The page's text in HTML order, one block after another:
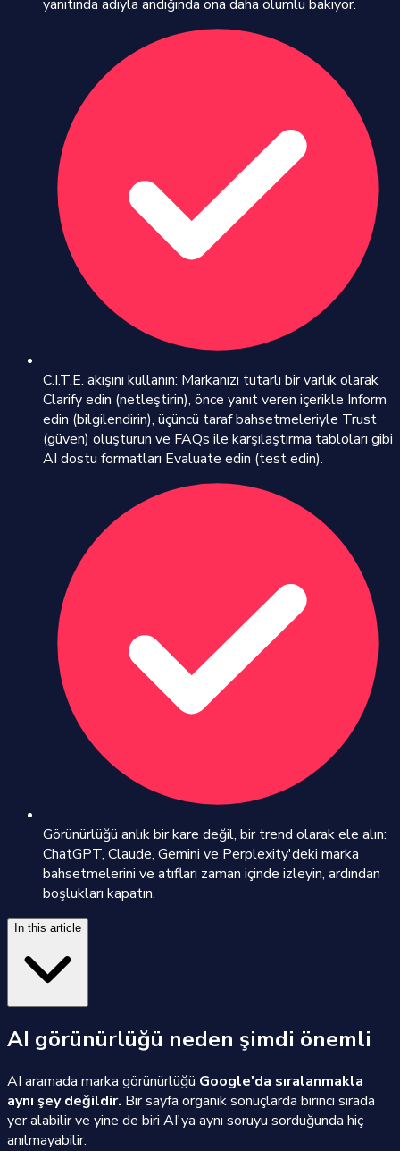
yanıtında adıyla andığında ona daha olumlu bakıyor.
C.I.T.E. akışını kullanın: Markanızı tutarlı bir varlık olarak
Clarify edin (netleştirin), önce yanıt veren içerikle Inform
edin (bilgilendirin), üçüncü taraf bahsetmeleriyle Trust
(güven) oluşturun ve FAQs ile karşılaştırma tabloları gibi
AI dostu formatları Evaluate edin (test edin).
Görünürlüğü anlık bir kare değil, bir trend olarak ele alın:
ChatGPT, Claude, Gemini ve Perplexity'deki marka
bahsetmelerini ve atıfları zaman içinde izleyin, ardından
boşlukları kapatın.
In this article
AI görünürlüğü neden şimdi önemli
AI aramada marka görünürlüğü Google'da sıralanmakla
aynı şey değildir. Bir sayfa organik sonuçlarda birinci sırada
yer alabilir ve yine de biri AI'ya aynı soruyu sorduğunda hiç
anılmayabilir.